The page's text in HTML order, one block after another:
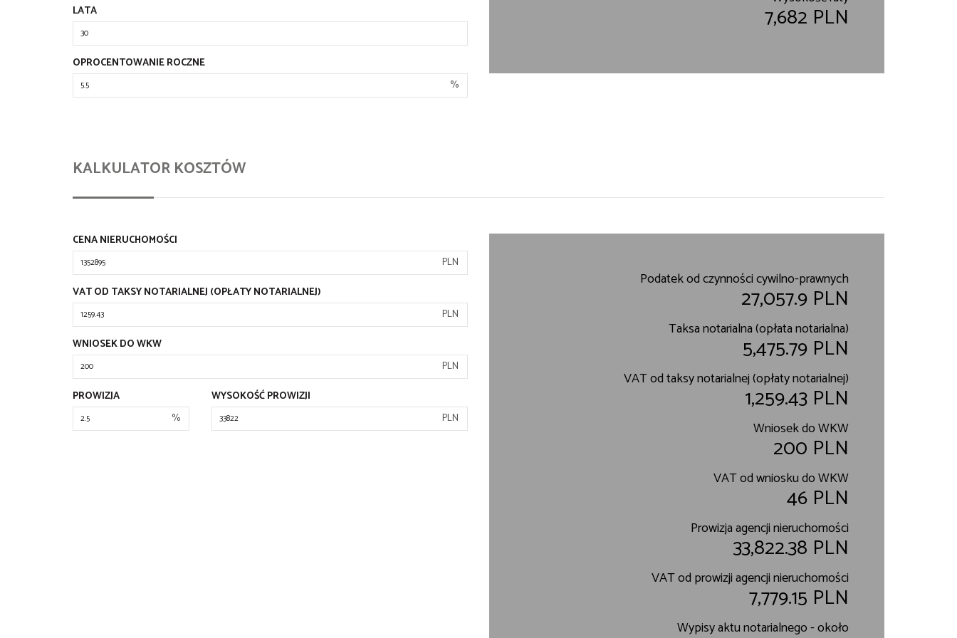
LATA
OPROCENTOWANIE ROCZNE
%
7,682 PLN
KALKULATOR KOSZTÓW
CENA NIERUCHOMOŚCI
PLN
VAT OD TAKSY NOTARIALNEJ (OPŁATY NOTARIALNEJ)
PLN
WNIOSEK DO WKW
PLN
PROWIZJA
%
WYSOKOŚĆ PROWIZJI
PLN
Podatek od czynności cywilno-prawnych
27,057.9 PLN
Taksa notarialna (opłata notarialna)
5,475.79 PLN
VAT od taksy notarialnej (opłaty notarialnej)
1,259.43 PLN
Wniosek do WKW
200 PLN
VAT od wniosku do WKW
46 PLN
Prowizja agencji nieruchomości
33,822.38 PLN
VAT od prowizji agencji nieruchomości
7,779.15 PLN
Wypisy aktu notarialnego - około